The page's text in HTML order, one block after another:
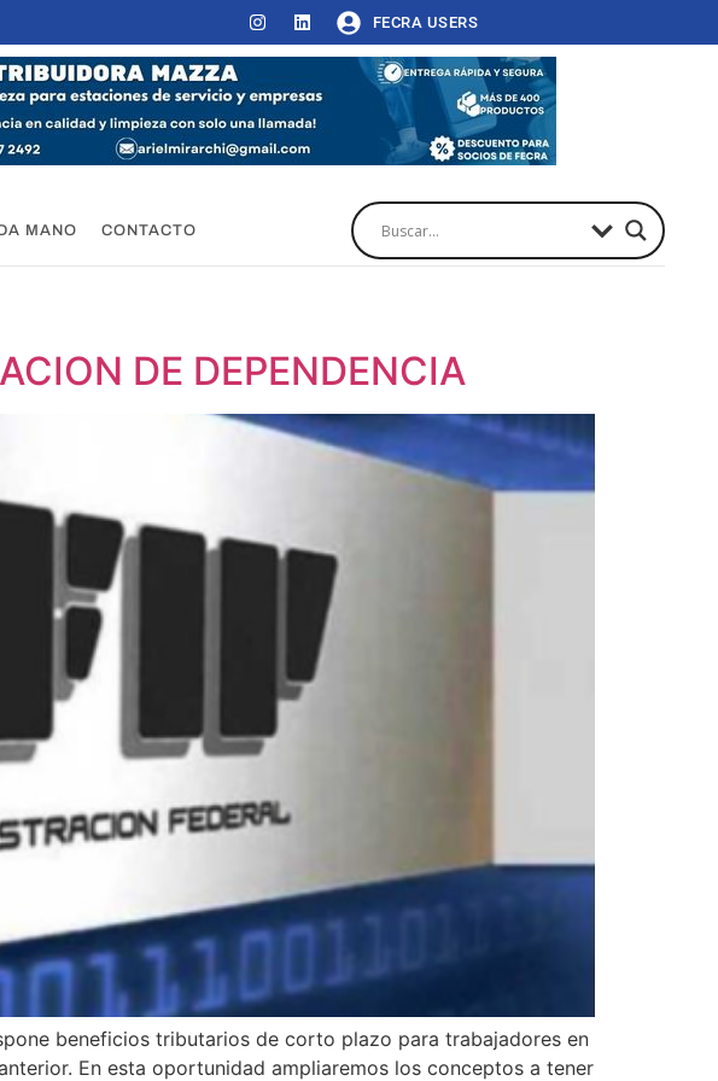
FECRA USERS
MANO CONTACTO
DE DEPENDENCIA
beneficios tributarios de corto plazo para trabajadores en
En esta oportunidad ampliaremos los conceptos a tener